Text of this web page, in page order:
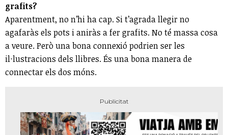
grafits?
Aparentment, no n’hi ha cap. Si t’agrada llegir no
agafaràs els pots i aniràs a fer grafits. No té massa cosa
a veure. Però una bona connexió podrien ser les
il·lustracions dels llibres. És una bona manera de
connectar els dos móns.